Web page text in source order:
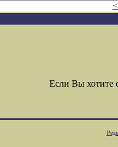
Если Вы хотите